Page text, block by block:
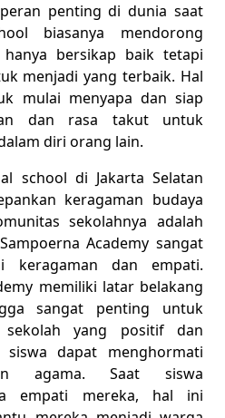
penting di dunia saat
biasanya mendorong
bersikap baik tetapi
menjadi yang terbaik. Hal
mulai menyapa dan siap
dan rasa takut untuk
diri orang lain.
school di Jakarta Selatan
keragaman budaya
sekolahnya adalah
Academy sangat
keragaman dan empati.
memiliki latar belakang
sangat penting untuk
sekolah yang positif dan
dapat menghormati
agama. Saat siswa
empati mereka, hal ini